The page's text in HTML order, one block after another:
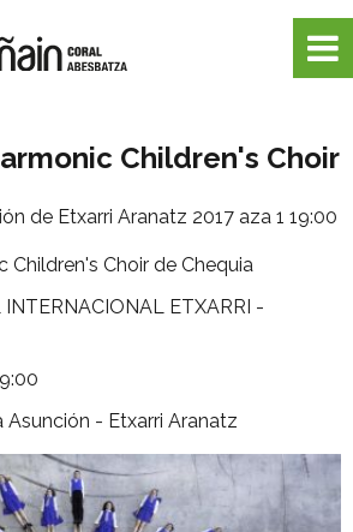
Children's Choir
de Etxarri Aranatz 2017 aza 1 19:00
Children's Choir de Chequia
INTERNACIONAL ETXARRI -
- Etxarri Aranatz